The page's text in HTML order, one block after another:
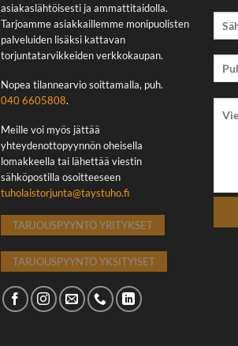
asiakaslähtöisesti ja ammattitaidolla.
Tarjoamme asiakkaillemme monipuolisten
palveluiden lisäksi kattavan
torjuntatarvikkeiden verkkokaupan.
Nopea tilannearvio soittamalla, puh.
040 6605808.
Meille voi myös jättää
yhteydenottopyynnön oheisella
lomakkeella tai lähettää viestin
sähköpostilla osoitteeseen
tuholaistorjunta@taystuho.fi
TARJOUSPYYNTÖ YRITYKSET
TARJOUSPYYNTÖ YKSITYISET